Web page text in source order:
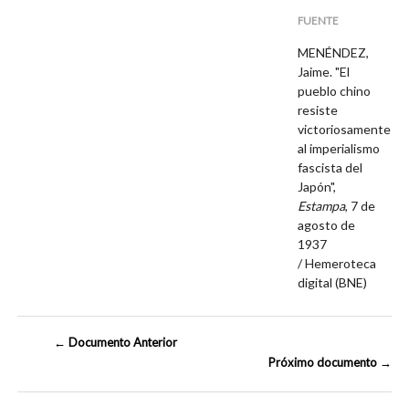
FUENTE
MENÉNDEZ,
Jaime. "El
pueblo chino
resiste
victoriosamente
al imperialismo
fascista del
Japón",
Estampa, 7 de
agosto de
1937
/ Hemeroteca
digital (BNE)
← Documento Anterior
Próximo documento →